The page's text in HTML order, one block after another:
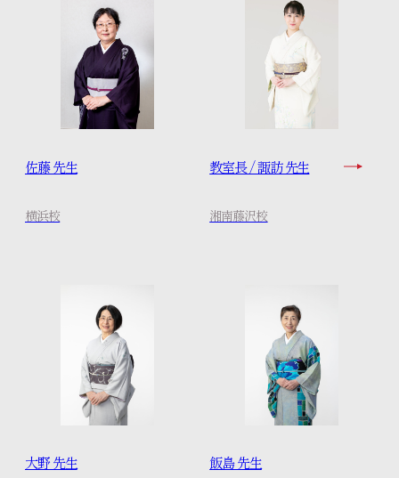
特設コンテンツ
きものをまとう、私の日常。
佐藤 先生
横浜校
教室長 / 諏訪 先生
湘南藤沢校
大野 先生 飯島 先生